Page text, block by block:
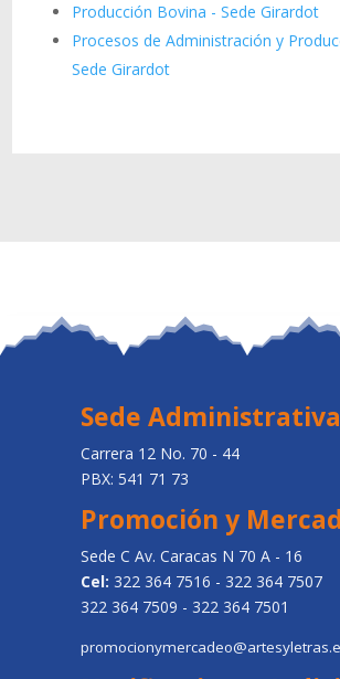
Producción Bovina - Sede Girardot
Procesos de Administración y
Sede Girardot
Sede Administrativa
Carrera 12 No. 70 - 44
PBX: 541 71 73
Promoción y
Sede C Av. Caracas N 70 A - 16
Cel: 322 364 7516 - 322 364 7507
322 364 7509 - 322 364 7501